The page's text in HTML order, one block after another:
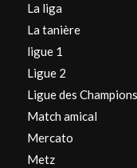
La liga
La tanière
ligue 1
Ligue 2
Ligue des Champions
Match amical
Mercato
Metz